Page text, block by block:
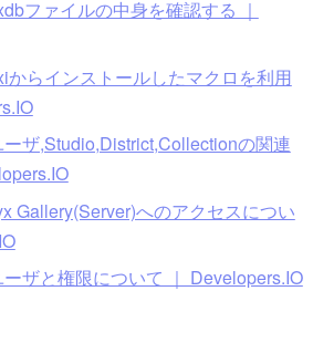
ファイルの中身を確認する ｜
からインストールしたマクロを利用
ザ,Studio,District,Collectionの関連
Gallery(Server)へのアクセスについ
ザと権限について ｜ Developers.IO